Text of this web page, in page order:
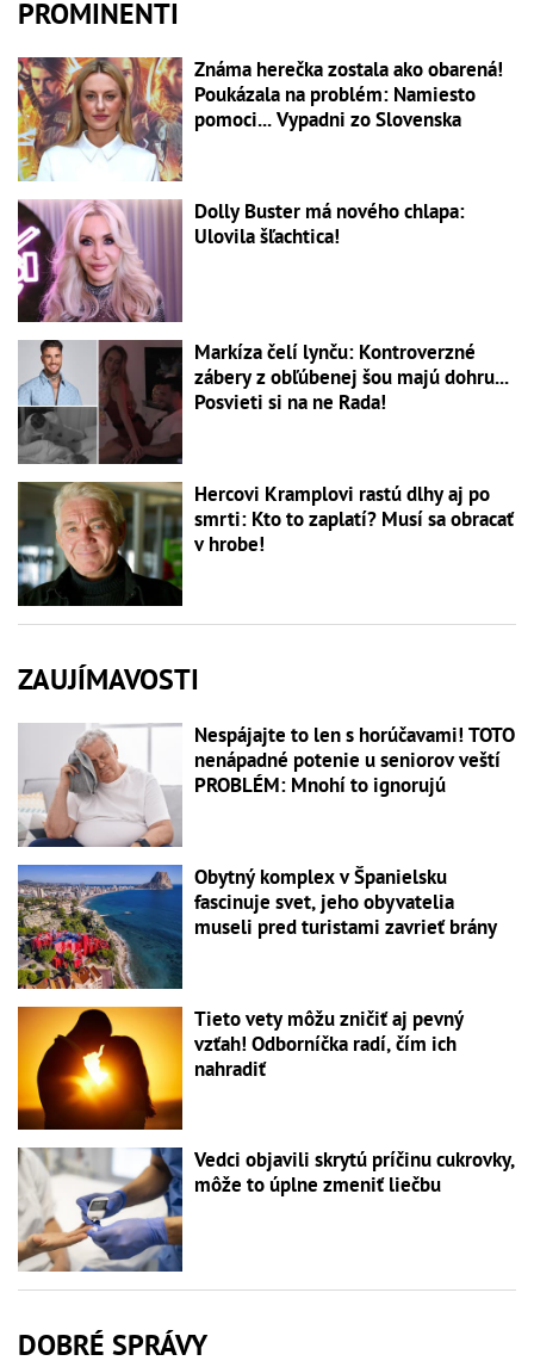
PROMINENTI
Známa herečka zostala ako obarená!
Poukázala na problém: Namiesto
pomoci... Vypadni zo Slovenska
Dolly Buster má nového chlapa:
Ulovila šľachtica!
Markíza čelí lynču: Kontroverzné
zábery z obľúbenej šou majú dohru...
Posvieti si na ne Rada!
Hercovi Kramplovi rastú dlhy aj po
smrti: Kto to zaplatí? Musí sa obracať
v hrobe!
ZAUJÍMAVOSTI
Nespájajte to len s horúčavami! TOTO
nenápadné potenie u seniorov veští
PROBLÉM: Mnohí to ignorujú
Obytný komplex v Španielsku
fascinuje svet, jeho obyvatelia
museli pred turistami zavrieť brány
Tieto vety môžu zničiť aj pevný
vzťah! Odborníčka radí, čím ich
nahradiť
Vedci objavili skrytú príčinu cukrovky,
môže to úplne zmeniť liečbu
DOBRÉ SPRÁVY